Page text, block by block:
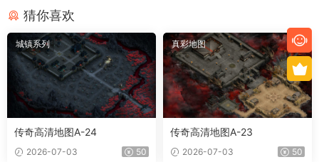
猜你喜欢
城镇系列
传奇高清地图A-24
2026-07-03 50
真彩地图
传奇高清地图A-23
2026-07-03 50